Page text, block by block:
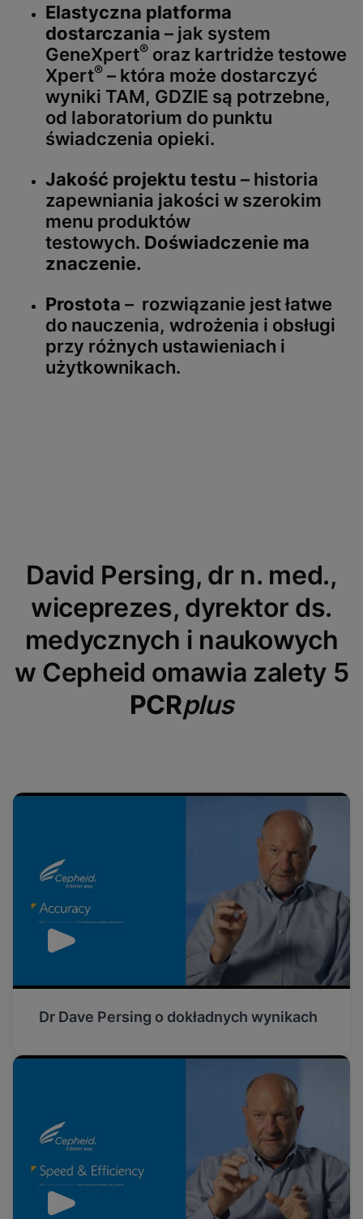
Elastyczna platforma
dostarczania – jak system
GeneXpert® oraz kartridże testowe
Xpert® – która może dostarczyć
wyniki TAM, GDZIE są potrzebne,
od laboratorium do punktu
świadczenia opieki.
Jakość projektu testu – historia
zapewniania jakości w szerokim
menu produktów
testowych. Doświadczenie ma
znaczenie.
Prostota – rozwiązanie jest łatwe
do nauczenia, wdrożenia i obsługi
przy różnych ustawieniach i
użytkownikach.
David Persing, dr n. med.,
wiceprezes, dyrektor ds.
medycznych i naukowych
w Cepheid omawia zalety 5
PCRplus
Dr Dave Persing o dokładnych wynikach